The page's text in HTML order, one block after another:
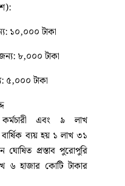
১০,০০০ টাকা
৮,০০০ টাকা
৫,০০০ টাকা
এবং ৯ লাখ
ব্যয় হয় ১ লাখ ৩১
প্রস্তাব পুরোপুরি
৬ হাজার কোটি টাকার